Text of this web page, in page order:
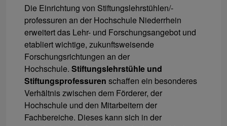
Die Einrichtung von Stiftungslehrstühlen/-
professuren an der Hochschule Niederrhein
erweitert das Lehr- und Forschungsangebot und
etabliert wichtige, zukunftsweisende
Forschungsrichtungen an der
Hochschule. Stiftungslehrstühle und
Stiftungsprofessuren schaffen ein besonderes
Verhältnis zwischen dem Förderer, der
Hochschule und den Mitarbeitern der
Fachbereiche. Dieses kann sich in der